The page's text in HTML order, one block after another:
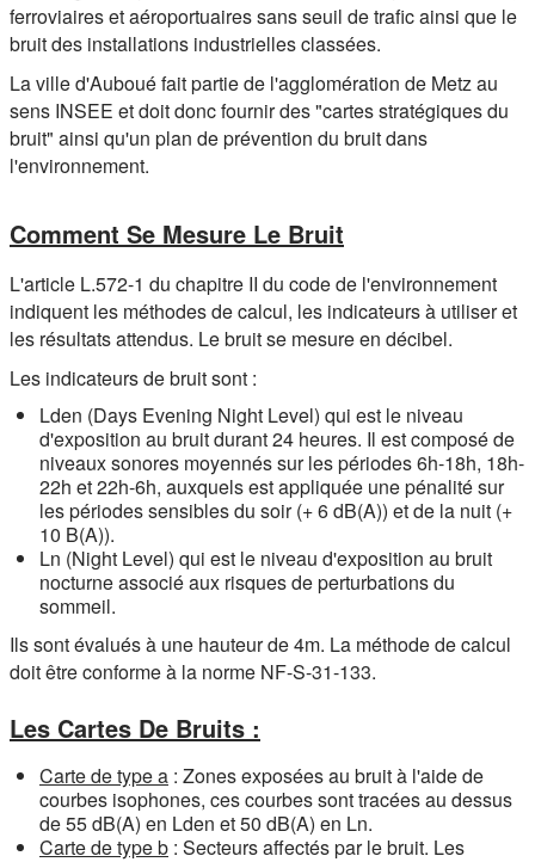
ferroviaires et aéroportuaires sans seuil de trafic ainsi que le
bruit des installations industrielles classées.
La ville d'Auboué fait partie de l'agglomération de Metz au
sens INSEE et doit donc fournir des "cartes stratégiques du
bruit" ainsi qu'un plan de prévention du bruit dans
l'environnement.
Comment Se Mesure Le Bruit
L'article L.572-1 du chapitre II du code de l'environnement
indiquent les méthodes de calcul, les indicateurs à utiliser et
les résultats attendus. Le bruit se mesure en décibel.
Les indicateurs de bruit sont :
Lden (Days Evening Night Level) qui est le niveau
d'exposition au bruit durant 24 heures. Il est composé de
niveaux sonores moyennés sur les périodes 6h-18h, 18h-
22h et 22h-6h, auxquels est appliquée une pénalité sur
les périodes sensibles du soir (+ 6 dB(A)) et de la nuit (+
10 B(A)).
Ln (Night Level) qui est le niveau d'exposition au bruit
nocturne associé aux risques de perturbations du
sommeil.
Ils sont évalués à une hauteur de 4m. La méthode de calcul
doit être conforme à la norme NF-S-31-133.
Les Cartes De Bruits :
Carte de type a : Zones exposées au bruit à l'aide de
courbes isophones, ces courbes sont tracées au dessus
de 55 dB(A) en Lden et 50 dB(A) en Ln.
Carte de type b : Secteurs affectés par le bruit. Les